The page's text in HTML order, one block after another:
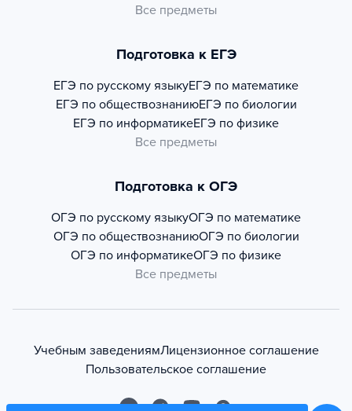
Все предметы
Подготовка к ЕГЭ
ЕГЭ по русскому языкуЕГЭ по математике
ЕГЭ по обществознаниюЕГЭ по биологии
ЕГЭ по информатикеЕГЭ по физике
Все предметы
Подготовка к ОГЭ
ОГЭ по русскому языкуОГЭ по математике
ОГЭ по обществознаниюОГЭ по биологии
ОГЭ по информатикеОГЭ по физике
Все предметы
Учебным заведениямЛицензионное соглашение
Пользовательское соглашение